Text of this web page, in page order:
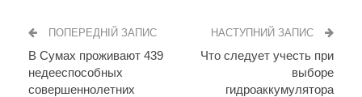
ПОПЕРЕДНІЙ ЗАПИС
В Сумах проживают 439
недееспособных
совершеннолетних
НАСТУПНИЙ ЗАПИС
Что следует учесть при
выборе
гидроаккумулятора